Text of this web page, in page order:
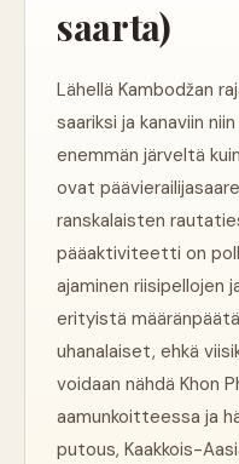
saarta)
Lähellä Kambodžan
saariksi ja kanaviin
enemmän järveltä
ovat
ranskalaisten
pääaktiviteetti on
ajaminen riisipellojen
erityistä
uhanalaiset, ehkä
voidaan nähdä Khon
aamunkoitteessa ja
putous, Kaakkois-